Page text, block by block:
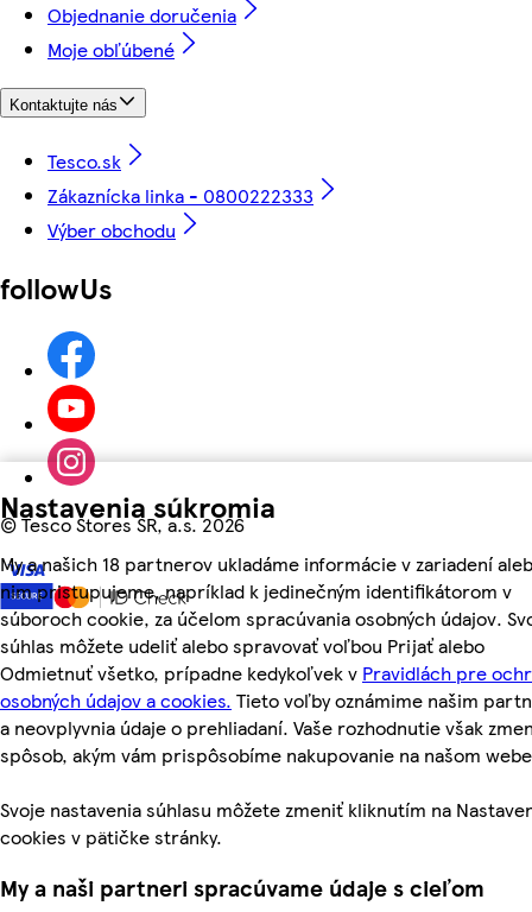
Nastavenia súkromia
My a našich 18 partnerov ukladáme informácie v zariadení
nim pristupujeme, napríklad k jedinečným identifikátorom v
súboroch cookie, za účelom spracúvania osobných údajov.
súhlas môžete udeliť alebo spravovať voľbou Prijať alebo
Odmietnuť všetko, prípadne kedykoľvek v Pravidlách pre
osobných údajov a cookies. Tieto voľby oznámime našim
a neovplyvnia údaje o prehliadaní. Vaše rozhodnutie však
spôsob, akým vám prispôsobíme nakupovanie na našom
Svoje nastavenia súhlasu môžete zmeniť kliknutím na
cookies v pätičke stránky.
My a naši partneri spracúvame údaje s cieľom
Objednanie doručenia
Moje obľúbené
Kontaktujte nás
Tesco.sk
Zákaznícka linka - 0800222333
Výber obchodu
followUs
©Tesco Stores SR, a.s. 2026